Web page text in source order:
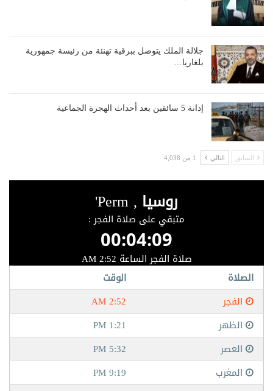
جلالة الملك يتوصل ببرقية تهنئة من رئيسة جمهورية
بلغاريا…
إدانة 5 سائقين بعد أحداث الهجرة الجماعية
السابق التالي 1 من 4,038